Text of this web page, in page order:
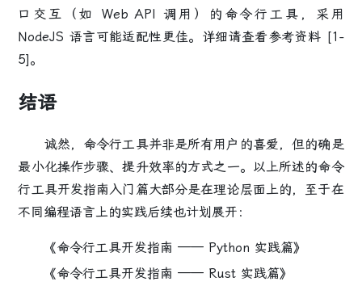
口交互（如 Web API 调用）的命令行工具，采用
NodeJS 语言可能适配性更佳。详细请查看参考资料 [1-
5]。
结语
诚然，命令行工具并非是所有用户的喜爱，但的确是
最小化操作步骤、提升效率的方式之一。以上所述的命令
行工具开发指南入门篇大部分是在理论层面上的，至于在
不同编程语言上的实践后续也计划展开：
《命令行工具开发指南 —— Python 实践篇》
《命令行工具开发指南 —— Rust 实践篇》